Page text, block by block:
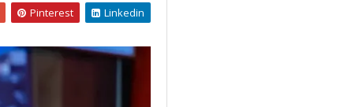
Pinterest Linkedin